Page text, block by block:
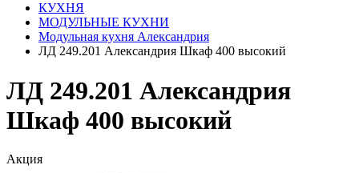
КУХНЯ
МОДУЛЬНЫЕ КУХНИ
Модульная кухня Александрия
ЛД 249.201 Александрия Шкаф 400 высокий
ЛД 249.201 Александрия
Шкаф 400 высокий
Акция